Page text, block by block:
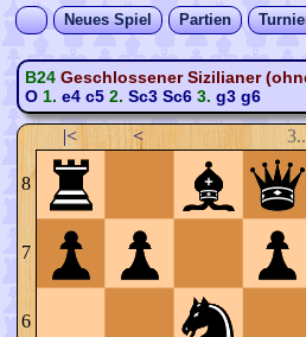
Neues Spiel Partien
B24 Geschlossener Sizilianer
O1. e4 c52. Sc3 Sc63. g3 g6
|< <
8
7
6